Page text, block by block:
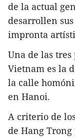
de la actual
desarrollen
impronta
Una de las
Vietnam es la
la calle
en Hanoi.
A criterio de
de Hang